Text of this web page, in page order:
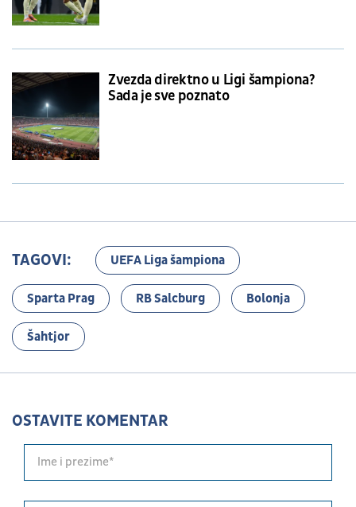
Zvezda direktno u Ligi šampiona?
Sada je sve poznato
TAGOVI: UEFA Liga šampiona
Sparta Prag RB Salcburg Bolonja
Šahtjor
OSTAVITE KOMENTAR